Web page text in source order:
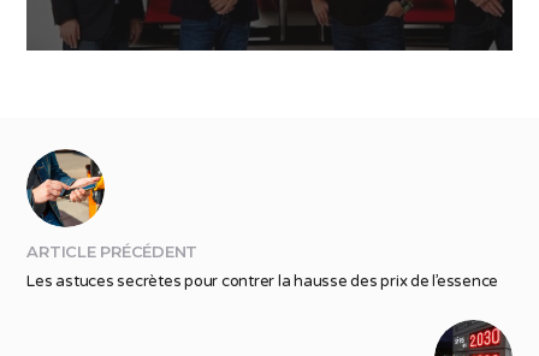
ARTICLE PRÉCÉDENT
Les astuces secrètes pour contrer la hausse des prix de l’essence